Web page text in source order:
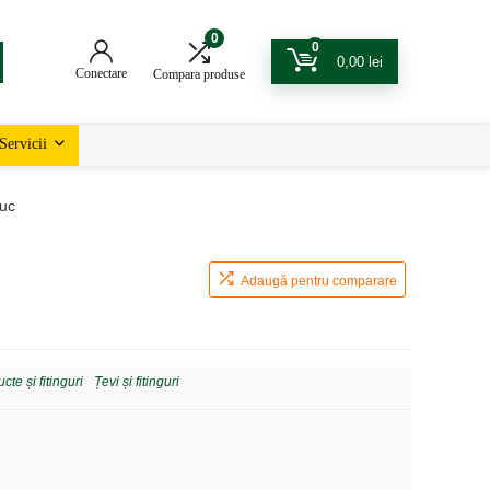
Conectare
0
Compara produse
0
0,00 lei
Servicii
Adaugă pentru comparare
și fitinguri Țevi și fitinguri